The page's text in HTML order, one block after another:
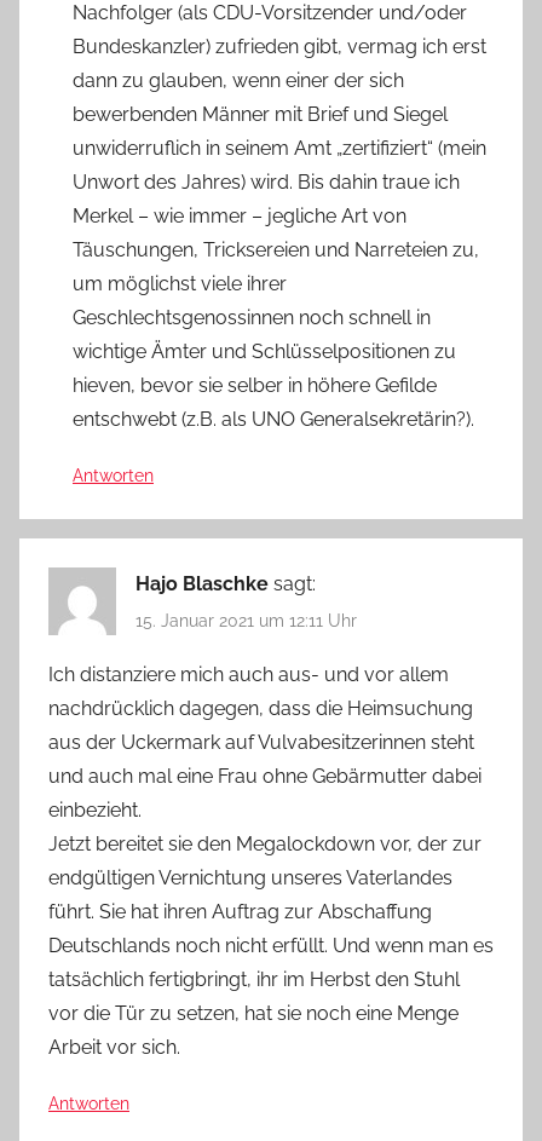
Nachfolger (als CDU-Vorsitzender und/oder
Bundeskanzler) zufrieden gibt, vermag ich erst
dann zu glauben, wenn einer der sich
bewerbenden Männer mit Brief und Siegel
unwiderruflich in seinem Amt „zertifiziert“ (mein
Unwort des Jahres) wird. Bis dahin traue ich
Merkel – wie immer – jegliche Art von
Täuschungen, Tricksereien und Narreteien zu,
um möglichst viele ihrer
Geschlechtsgenossinnen noch schnell in
wichtige Ämter und Schlüsselpositionen zu
hieven, bevor sie selber in höhere Gefilde
entschwebt (z.B. als UNO Generalsekretärin?).
Antworten
Hajo Blaschke sagt:
15. Januar 2021 um 12:11 Uhr
Ich distanziere mich auch aus- und vor allem
nachdrücklich dagegen, dass die Heimsuchung
aus der Uckermark auf Vulvabesitzerinnen steht
und auch mal eine Frau ohne Gebärmutter dabei
einbezieht.
Jetzt bereitet sie den Megalockdown vor, der zur
endgültigen Vernichtung unseres Vaterlandes
führt. Sie hat ihren Auftrag zur Abschaffung
Deutschlands noch nicht erfüllt. Und wenn man es
tatsächlich fertigbringt, ihr im Herbst den Stuhl
vor die Tür zu setzen, hat sie noch eine Menge
Arbeit vor sich.
Antworten